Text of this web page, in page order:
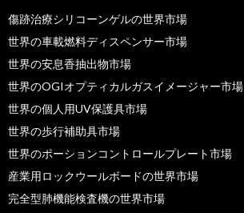
傷跡治療シリコーンゲルの世界市場
世界の車載燃料ディスペンサー市場
世界の安息香抽出物市場
世界のOGIオプティカルガスイメージャー市場
世界の個人用UV保護具市場
世界の歩行補助具市場
世界のポーションコントロールプレート市場
産業用ロックウールボードの世界市場
完全型肺機能検査機の世界市場